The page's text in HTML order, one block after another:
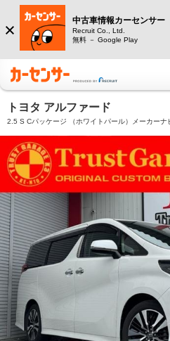
中古車情報カーセンサー
Recruit Co., Ltd.
無料 － Google Play
トヨタ アルファード
2.5 S Cパッケージ （ホワイトパール）メーカー